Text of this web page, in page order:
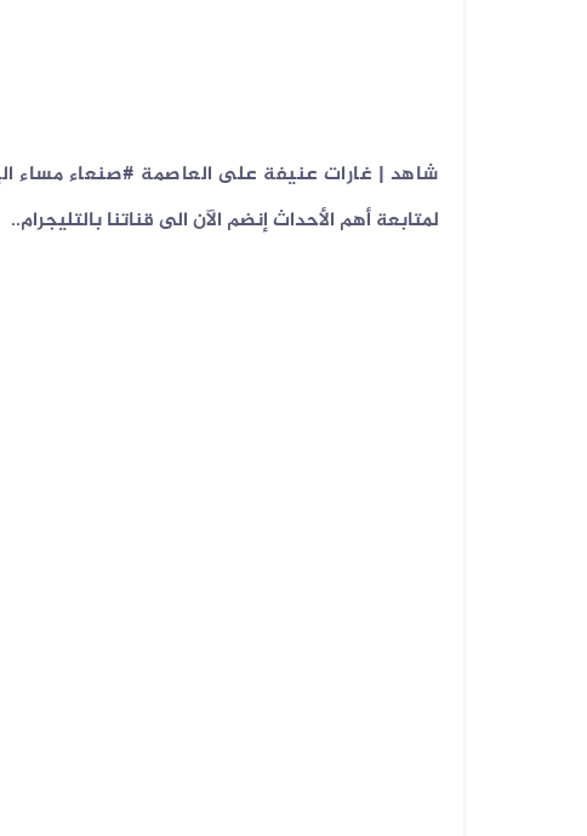
شاهد | غارات عنيفة على العاصمة #صنعاء مساء
لمتابعة أهم الأحداث إنضم الآن الى قناتنا بالتليجرام..